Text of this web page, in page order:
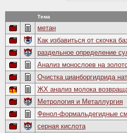
Тема
метан
Как избавиться от скочка
раздельное определение
Анализ монослоев на
Очистка цианборгидрида
ЖХ анализ молока
Метрология и Металлургия
Фенол-формальдегидные
серная кислота